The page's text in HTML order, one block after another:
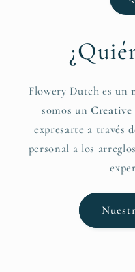
Flowery Dutch es un
somos un
expresarte a través
personal a los